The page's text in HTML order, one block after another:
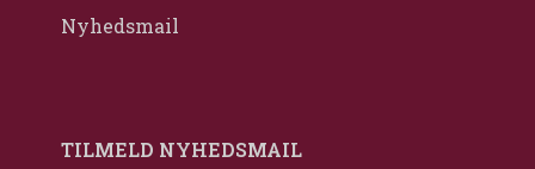
Nyhedsmail
TILMELD NYHEDSMAIL